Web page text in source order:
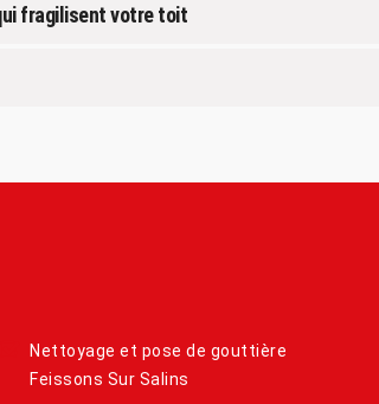
fragilisent votre toit
Nettoyage et pose de gouttière
Feissons Sur Salins